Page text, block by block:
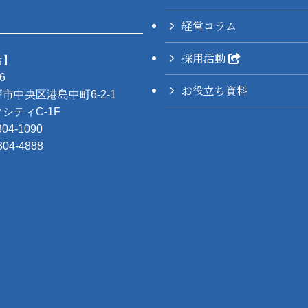
中央区港島中町6-2-1
ティC-1F
1090
4888
経営コラム
採用活動
お役立ち資料